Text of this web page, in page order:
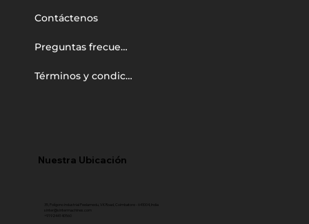
Contáctenos
Preguntas frecuentes
Términos y condiciones
Nuestra Ubicación
35, Polígono industrial Peelamedu, VK Road, Coimbatore - 641004, India
sinter@sintermachines.com
+91 92441 40560